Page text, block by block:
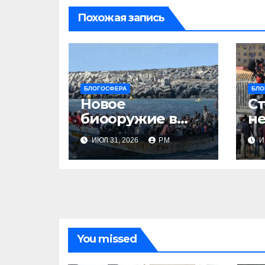
Похожая запись
БЛОГОСФЕРА
Новое
биооружие в
Сеуте
ИЮЛ 31, 2026 РМ
You missed